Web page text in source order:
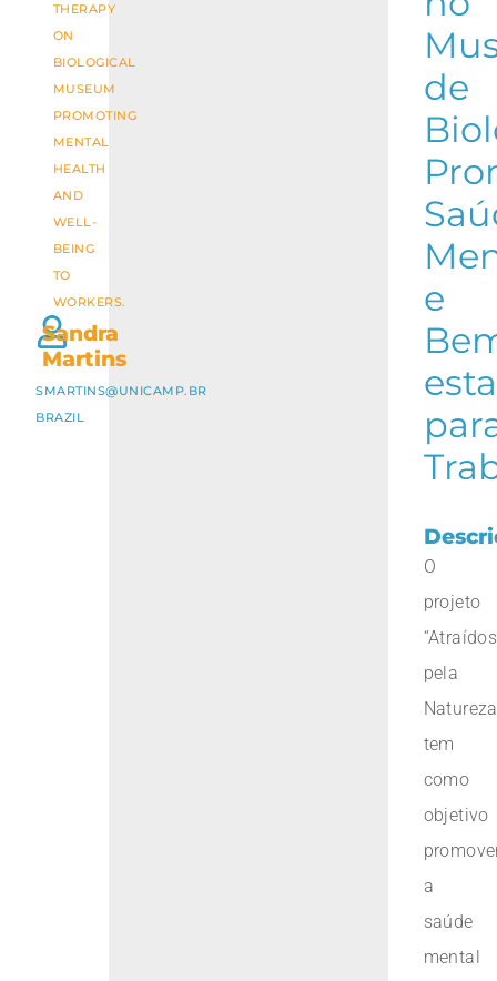
THERAPY
ON
BIOLOGICAL
MUSEUM
PROMOTING
MENTAL
HEALTH
AND
WELL-
BEING
TO
WORKERS.
Sandra
Martins
SMARTINS@UNICAMP.BR
BRAZIL
de
e
O
projeto
“Atraídos
pela
tem
como
objetivo
a
saúde
mental